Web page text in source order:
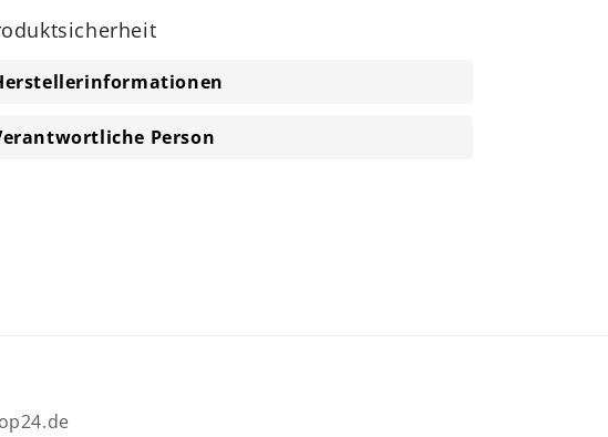
Person